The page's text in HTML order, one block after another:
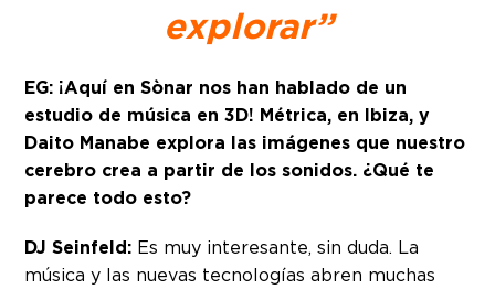
explorar”
EG: ¡Aquí en Sònar nos han hablado de un
estudio de música en 3D! Métrica, en Ibiza, y
Daito Manabe explora las imágenes que nuestro
cerebro crea a partir de los sonidos. ¿Qué te
parece todo esto?
DJ Seinfeld: Es muy interesante, sin duda. La
música y las nuevas tecnologías abren muchas